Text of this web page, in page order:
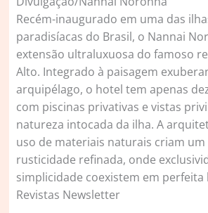
Recém-inaugurado em uma das
paradisíacas do Brasil, o Nannai
extensão ultraluxuosa do famoso
Alto. Integrado à paisagem
arquipélago, o hotel tem apenas
com piscinas privativas e vistas
natureza intocada da ilha. A
uso de materiais naturais criam
rusticidade refinada, onde
simplicidade coexistem em perfeita
Revistas Newsletter